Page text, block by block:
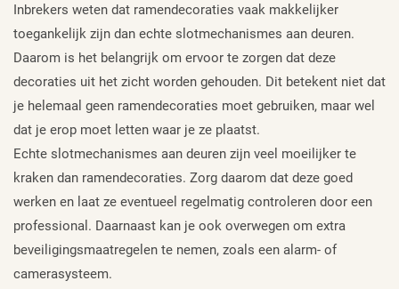
Inbrekers weten dat ramendecoraties vaak makkelijker
toegankelijk zijn dan echte slotmechanismes aan deuren.
Daarom is het belangrijk om ervoor te zorgen dat deze
decoraties uit het zicht worden gehouden. Dit betekent niet dat
je helemaal geen ramendecoraties moet gebruiken, maar wel
dat je erop moet letten waar je ze plaatst.
Echte slotmechanismes aan deuren zijn veel moeilijker te
kraken dan ramendecoraties. Zorg daarom dat deze goed
werken en laat ze eventueel regelmatig controleren door een
professional. Daarnaast kan je ook overwegen om extra
beveiligingsmaatregelen te nemen, zoals een alarm- of
camerasysteem.